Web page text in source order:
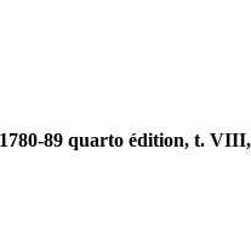
1780-89 quarto édition, t.